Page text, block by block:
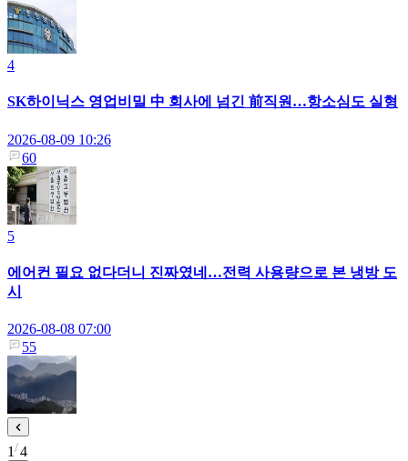
4
SK하이닉스 영업비밀 中 회사에 넘긴 前직원…항소심도 실형
2026-08-09 10:26
60
5
에어컨 필요 없다더니 진짜였네…전력 사용량으로 본 냉방 도
시
2026-08-08 07:00
55
1 4